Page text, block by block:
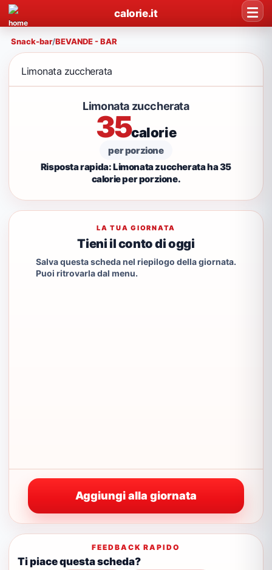
calorie.it
Snack-bar/BEVANDE - BAR
Limonata zuccherata
Limonata zuccherata
35calorie
per porzione
Risposta rapida: Limonata zuccherata ha 35
calorie per porzione.
LA TUA GIORNATA
Tieni il conto di oggi
Salva questa scheda nel riepilogo della giornata.
Puoi ritrovarla dal menu.
Aggiungi alla giornata
FEEDBACK RAPIDO
Ti piace questa scheda?